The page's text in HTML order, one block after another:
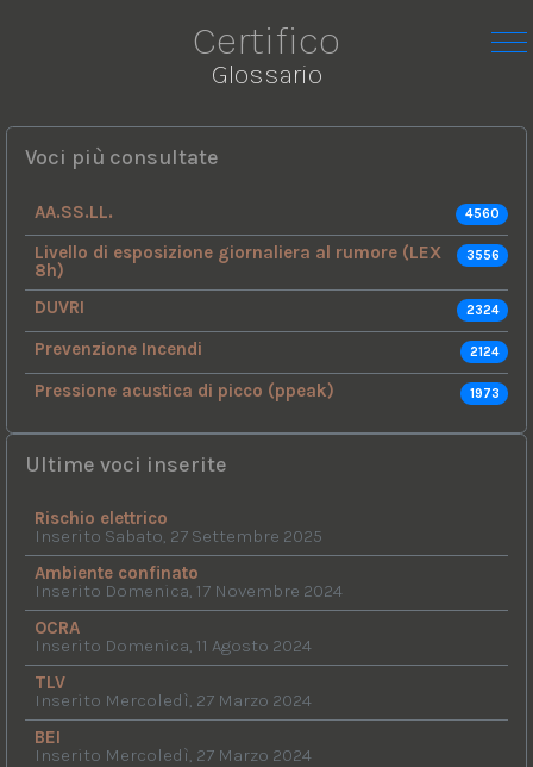
Certifico
Glossario
Voci più consultate
AA.SS.LL. 4560
Livello di esposizione giornaliera al rumore (LEX
8h)
3556
DUVRI 2324
Prevenzione Incendi 2124
Pressione acustica di picco (ppeak) 1973
Ultime voci inserite
Rischio elettrico
Inserito Sabato, 27 Settembre 2025
Ambiente confinato
Inserito Domenica, 17 Novembre 2024
OCRA
Inserito Domenica, 11 Agosto 2024
TLV
Inserito Mercoledì, 27 Marzo 2024
BEI
Inserito Mercoledì, 27 Marzo 2024